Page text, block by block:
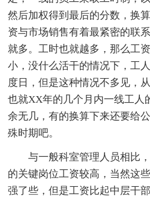
然后加权得到最后的分数，换
资与市场销售有着最紧密的联
就多。工时也就越多，那么工
小，没什么活干的情况下，工
度日，但是这种情况不多见，
也就XX年的几个月内一线工人
余无几，有的换算下来还要给
殊时期吧。
与一般科室管理人员相比
的关键岗位工资较高，当然这
强了些，但是工资比起中层干